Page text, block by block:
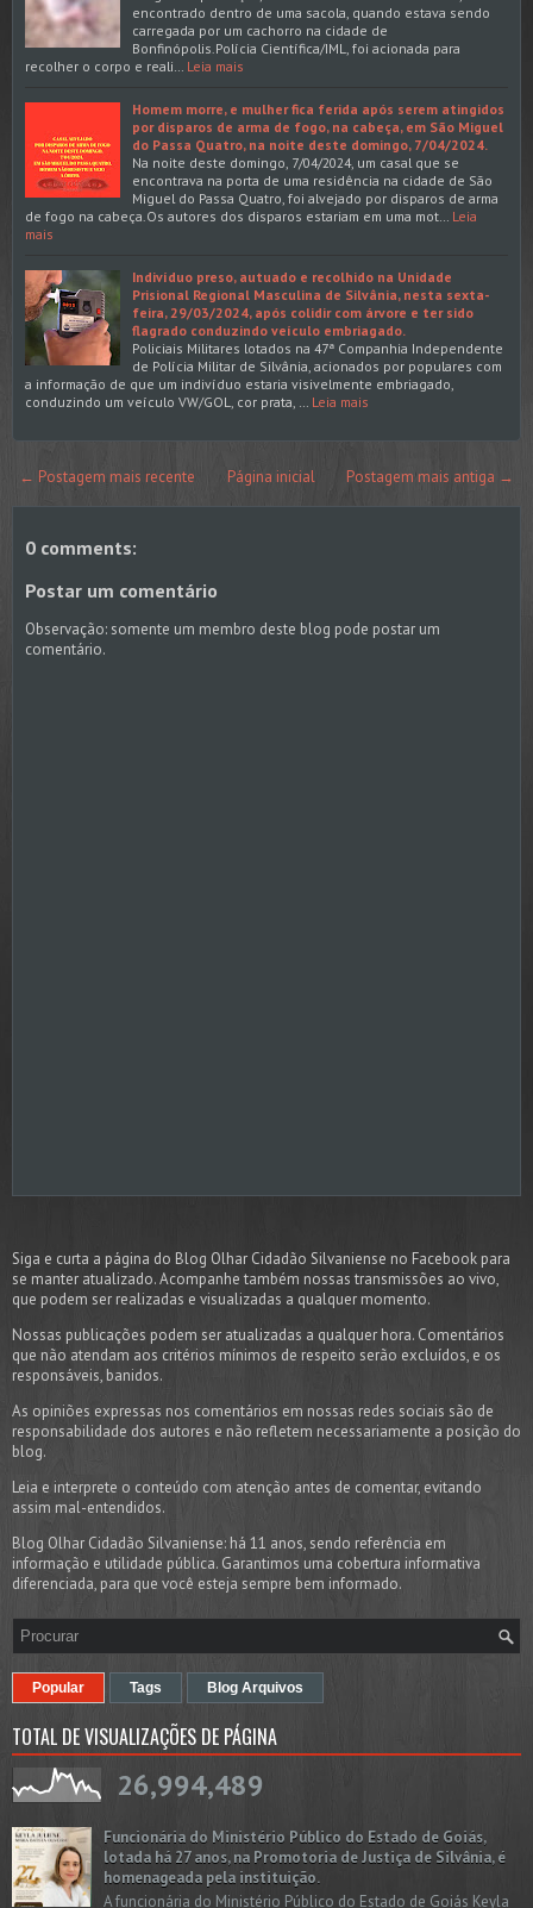
encontrado dentro de uma sacola, quando estava sendo
carregada por um cachorro na cidade de
Bonfinópolis.Polícia Científica/IML, foi acionada para
recolher o corpo e reali… Leia mais
Homem morre, e mulher fica ferida após serem atingidos
por disparos de arma de fogo, na cabeça, em São Miguel
do Passa Quatro, na noite deste domingo, 7/04/2024.
Na noite deste domingo, 7/04/2024, um casal que se
encontrava na porta de uma residência na cidade de São
Miguel do Passa Quatro, foi alvejado por disparos de arma
de fogo na cabeça.Os autores dos disparos estariam em uma mot… Leia
mais
Indivíduo preso, autuado e recolhido na Unidade
Prisional Regional Masculina de Silvânia, nesta sexta-
feira, 29/03/2024, após colidir com árvore e ter sido
flagrado conduzindo veículo embriagado.
Policiais Militares lotados na 47ª Companhia Independente
de Polícia Militar de Silvânia, acionados por populares com
a informação de que um indivíduo estaria visivelmente embriagado,
conduzindo um veículo VW/GOL, cor prata, … Leia mais
← Postagem mais recente Postagem mais antiga →
Página inicial
0 comments:
Postar um comentário
Observação: somente um membro deste blog pode postar um
comentário.
Siga e curta a página do Blog Olhar Cidadão Silvaniense no Facebook para
se manter atualizado. Acompanhe também nossas transmissões ao vivo,
que podem ser realizadas e visualizadas a qualquer momento.
Nossas publicações podem ser atualizadas a qualquer hora. Comentários
que não atendam aos critérios mínimos de respeito serão excluídos, e os
responsáveis, banidos.
As opiniões expressas nos comentários em nossas redes sociais são de
responsabilidade dos autores e não refletem necessariamente a posição do
blog.
Leia e interprete o conteúdo com atenção antes de comentar, evitando
assim mal-entendidos.
Blog Olhar Cidadão Silvaniense: há 11 anos, sendo referência em
informação e utilidade pública. Garantimos uma cobertura informativa
diferenciada, para que você esteja sempre bem informado.
Popular Tags Blog Arquivos
TOTAL DE VISUALIZAÇÕES DE PÁGINA
26,994,489
Funcionária do Ministério Público do Estado de Goiás,
lotada há 27 anos, na Promotoria de Justiça de Silvânia, é
homenageada pela instituição.
A funcionária do Ministério Público do Estado de Goiás Keyla